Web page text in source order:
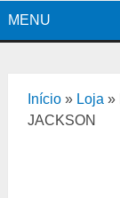
MENU
Início » Loja »
JACKSON